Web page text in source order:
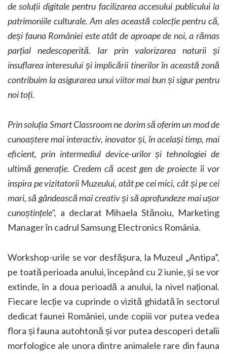
de soluții digitale pentru facilizarea accesului publicului la
patrimoniile culturale. Am ales această colecție pentru că,
deși fauna României este atât de aproape de noi, a rămas
parțial nedescoperită. Iar prin valorizarea naturii și
insuflarea interesului și implicării tinerilor în această zonă
contribuim la asigurarea unui viitor mai bun și sigur pentru
noi toți.
Prin soluția Smart Classroom ne dorim să oferim un mod de
cunoaștere mai interactiv, inovator și, în același timp, mai
eficient, prin intermediul device-urilor și tehnologiei de
ultimă generație. Credem că acest gen de proiecte îi vor
inspira pe vizitatorii Muzeului, atât pe cei mici, cât și pe cei
mari, să gândească mai creativ și săaprofundeze mai ușor
cunoștințele”, a declarat Mihaela Stănoiu, Marketing
Manager în cadrul Samsung Electronics România.
Workshop-urile se vor desfășura, la Muzeul „Antipa”,
pe toată perioada anului, începând cu 2 iunie, și se vor
extinde, în a doua perioadă a anului, la nivel național.
Fiecare lecție va cuprinde o vizită ghidată în sectorul
dedicat faunei României, unde copiii vor putea vedea
flora și fauna autohtonă și vor putea descoperi detalii
morfologice ale unora dintre animalele rare din fauna